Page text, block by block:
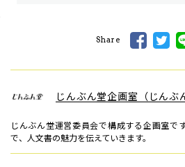
Share
じんぶん堂企画室（じんぶ
じんぶん堂運営委員会で構成する企画室で
で、人文書の魅力を伝えていきます。